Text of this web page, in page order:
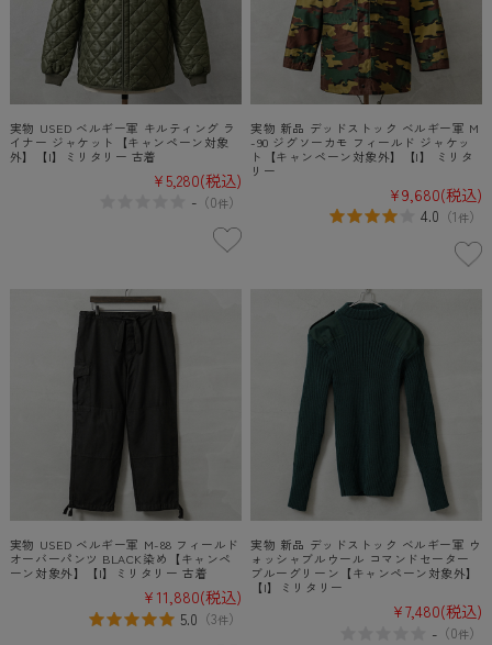
実物 USED ベルギー軍 キルティング ラ
イナー ジャケット【キャンペーン対象
外】【I】ミリタリー 古着
¥5,280(税込)
-（0件）
実物 新品 デッドストック ベルギー軍 M
-90 ジグソーカモ フィールド ジャケッ
ト【キャンペーン対象外】【I】 ミリタ
リー
¥9,680(税込)
4.0 （1件）
実物 USED ベルギー軍 M-88 フィールド
オーバーパンツ BLACK染め【キャンペ
ーン対象外】【I】ミリタリー 古着
¥11,880(税込)
5.0 （3件）
実物 新品 デッドストック ベルギー軍 ウ
ォッシャブルウール コマンドセーター
ブルーグリーン【キャンペーン対象外】
【I】ミリタリー
¥7,480(税込)
- （0件）